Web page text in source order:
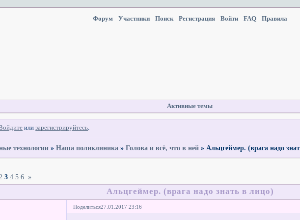
Форум Участники Поиск Регистрация Войти FAQ Правила
Активные темы
илизарегистрируйтесь.
технологии »Наша поликлиника »Голова и всё, что в ней » Альцгеймер. (врага надо
Альцгеймер. (врага надо знать в лицо)
2 3 4 5 6 »
Поделиться27.01.2017 23:16